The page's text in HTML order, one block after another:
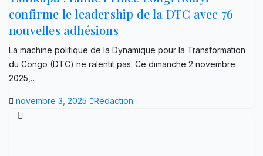
confirme le leadership de la DTC avec 76
nouvelles adhésions
La machine politique de la Dynamique pour la Transformation
du Congo (DTC) ne ralentit pas. Ce dimanche 2 novembre
2025,…
novembre 3, 2025 Rédaction